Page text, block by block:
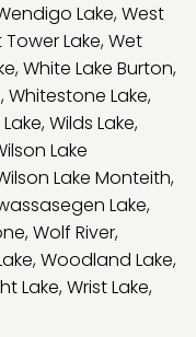
Lake,West
Tower Lake,Wet
,White Lake Burton,
,Whitestone Lake,
,Wilds Lake,
Lake
Lake Monteith,
Lake,
,Wolf River,
,Woodland Lake,
Lake,Wrist Lake,